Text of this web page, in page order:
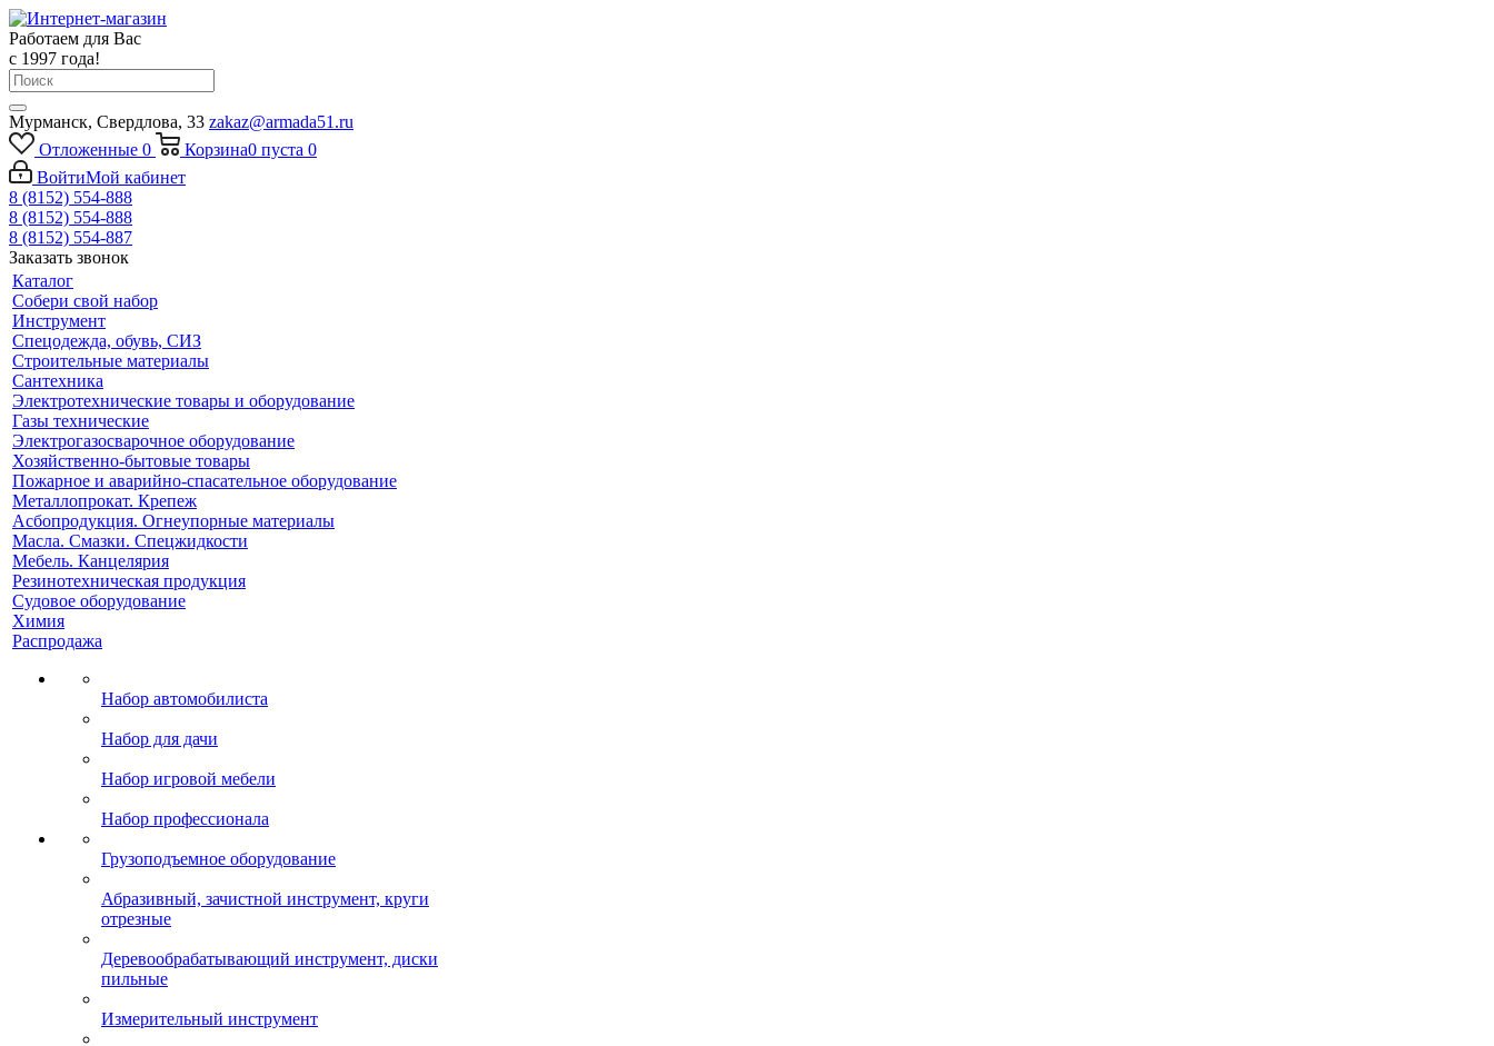
Работаем для Вас
с 1997 года!
Мурманск, Свердлова, 33 zakaz@armada51.ru
Отложенные 0 Корзина0 пуста 0
ВойтиМой кабинет
8 (8152) 554-888
8 (8152) 554-888
8 (8152) 554-887
Заказать звонок
Каталог
Собери свой набор
Инструмент
Спецодежда, обувь, СИЗ
Строительные материалы
Сантехника
Электротехнические товары и оборудование
Газы технические
Электрогазосварочное оборудование
Хозяйственно-бытовые товары
Пожарное и аварийно-спасательное оборудование
Металлопрокат. Крепеж
Асбопродукция. Огнеупорные материалы
Масла. Смазки. Спецжидкости
Мебель. Канцелярия
Резинотехническая продукция
Судовое оборудование
Химия
Распродажа
Набор автомобилиста
Набор для дачи
Набор игровой мебели
Набор профессионала
Грузоподъемное оборудование
Абразивный, зачистной инструмент, круги
отрезные
Деревообрабатывающий инструмент, диски
пильные
Измерительный инструмент